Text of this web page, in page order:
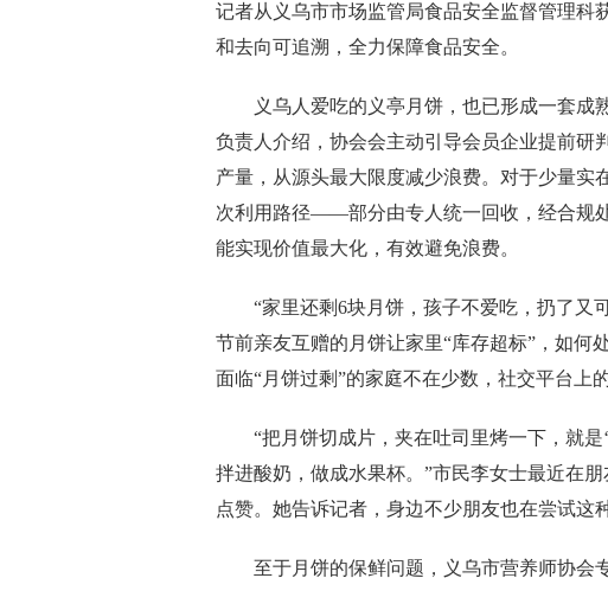
记者从义乌市市场监管局食品安全监督管理科
和去向可追溯，全力保障食品安全。
义乌人爱吃的义亭月饼，也已形成一套成
负责人介绍，协会会主动引导会员企业提前研
产量，从源头最大限度减少浪费。对于少量实
次利用路径——部分由专人统一回收，经合规
能实现价值最大化，有效避免浪费。
“家里还剩6块月饼，孩子不爱吃，扔了又
节前亲友互赠的月饼让家里“库存超标”，如何
面临“月饼过剩”的家庭不在少数，社交平台上
“把月饼切成片，夹在吐司里烤一下，就是
拌进酸奶，做成水果杯。”市民李女士最近在
点赞。她告诉记者，身边不少朋友也在尝试这
至于月饼的保鲜问题，义乌市营养师协会